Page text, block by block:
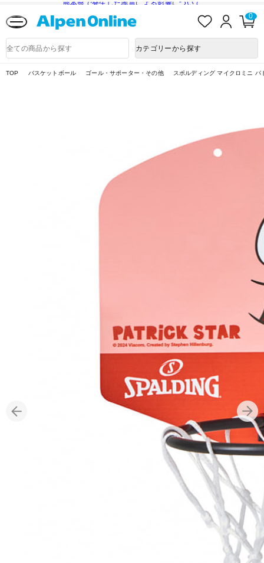
熊本県で発生した地震による影響について
入
ロ
ン
0
品
検
カテゴリーから探す
TOP バスケットボール ゴール・サポーター・その他 スポルディング マイクロミニ